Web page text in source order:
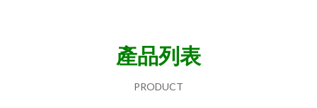
產品列表
PRODUCT